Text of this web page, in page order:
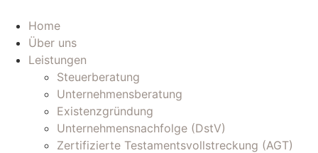
Inhalt
wechseln
Home
Über uns
Leistungen
Steuerberatung
Unternehmensberatung
Existenzgründung
Unternehmensnachfolge (DstV)
Zertifizierte Testamentsvollstreckung (AGT)